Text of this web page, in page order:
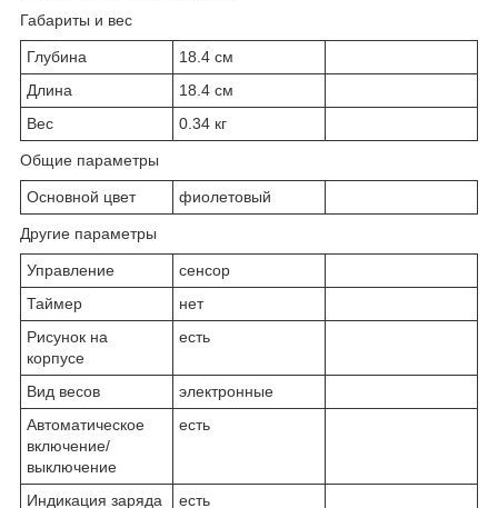
Габариты и вес
Глубина
18.4 см
Длина
18.4 см
Вес
0.34 кг
Общие параметры
Основной цвет фиолетовый
Другие параметры
Управление
сенсор
Таймер
нет
Рисунок на
корпусе
есть
Вид весов
электронные
Автоматическое
включение/
выключение
есть
Индикация заряда
есть